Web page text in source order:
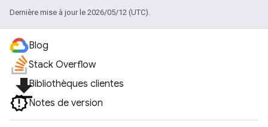
Dernière mise à jour le 2026/05/12 (UTC).
Blog
Stack Overflow
file_downloadBibliothèques clientes
Notes de version